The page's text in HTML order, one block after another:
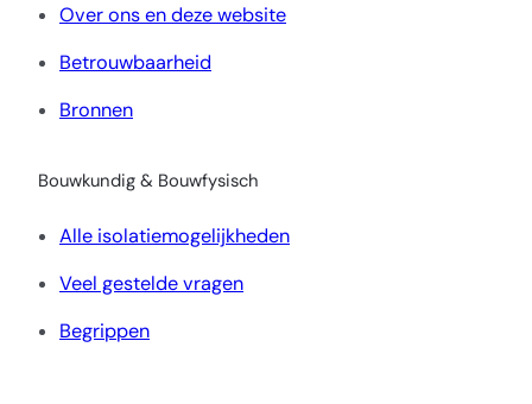
Over ons en deze website
Betrouwbaarheid
Bronnen
Bouwkundig & Bouwfysisch
Alle isolatiemogelijkheden
Veel gestelde vragen
Begrippen